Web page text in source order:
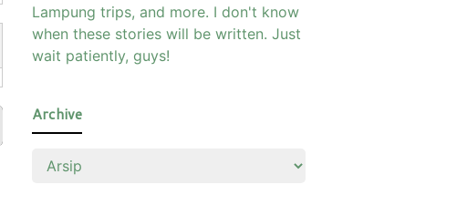
Lampung trips, and more. I don't know
when these stories will be written. Just
wait patiently, guys!
Archive